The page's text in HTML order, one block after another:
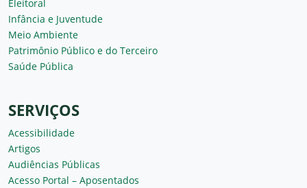
Eleitoral
Infância e Juventude
Meio Ambiente
Patrimônio Público e do Terceiro
Saúde Pública
SERVIÇOS
Acessibilidade
Artigos
Audiências Públicas
Acesso Portal – Aposentados